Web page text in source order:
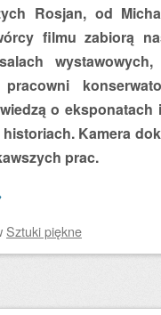
Rosjan, od
filmu zabiorą
o eksponatach
Kamera
prac.
Sztuki piękne